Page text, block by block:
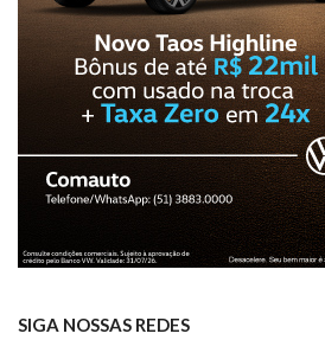
SIGA NOSSAS REDES